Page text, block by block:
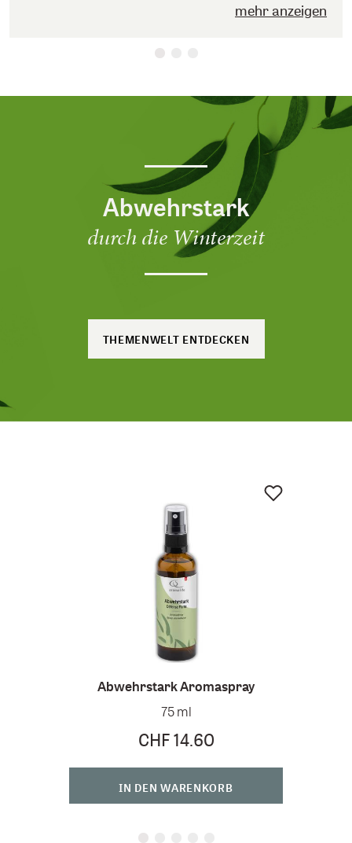
mehr anzeigen
Abwehrstark
durch die Winterzeit
THEMENWELT ENTDECKEN
Abwehrstark Aromaspray
75 ml
CHF 14.60
IN DEN WARENKORB